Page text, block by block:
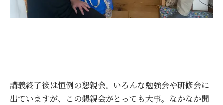
講義終了後は恒例の懇親会。いろんな勉強会や研修会に
出ていますが、この懇親会がとっても大事。なかなか聞